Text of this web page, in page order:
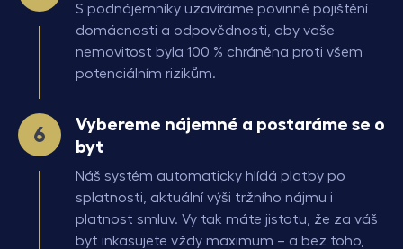
S podnájemníky uzavíráme povinné pojištění
domácnosti a odpovědnosti, aby vaše
nemovitost byla 100 % chráněna proti všem
potenciálním rizikům.
Vybereme nájemné a postaráme se o
byt
Náš systém automaticky hlídá platby po
splatnosti, aktuální výši tržního nájmu i
platnost smluv. Vy tak máte jistotu, že za váš
byt inkasujete vždy maximum – a bez toho,